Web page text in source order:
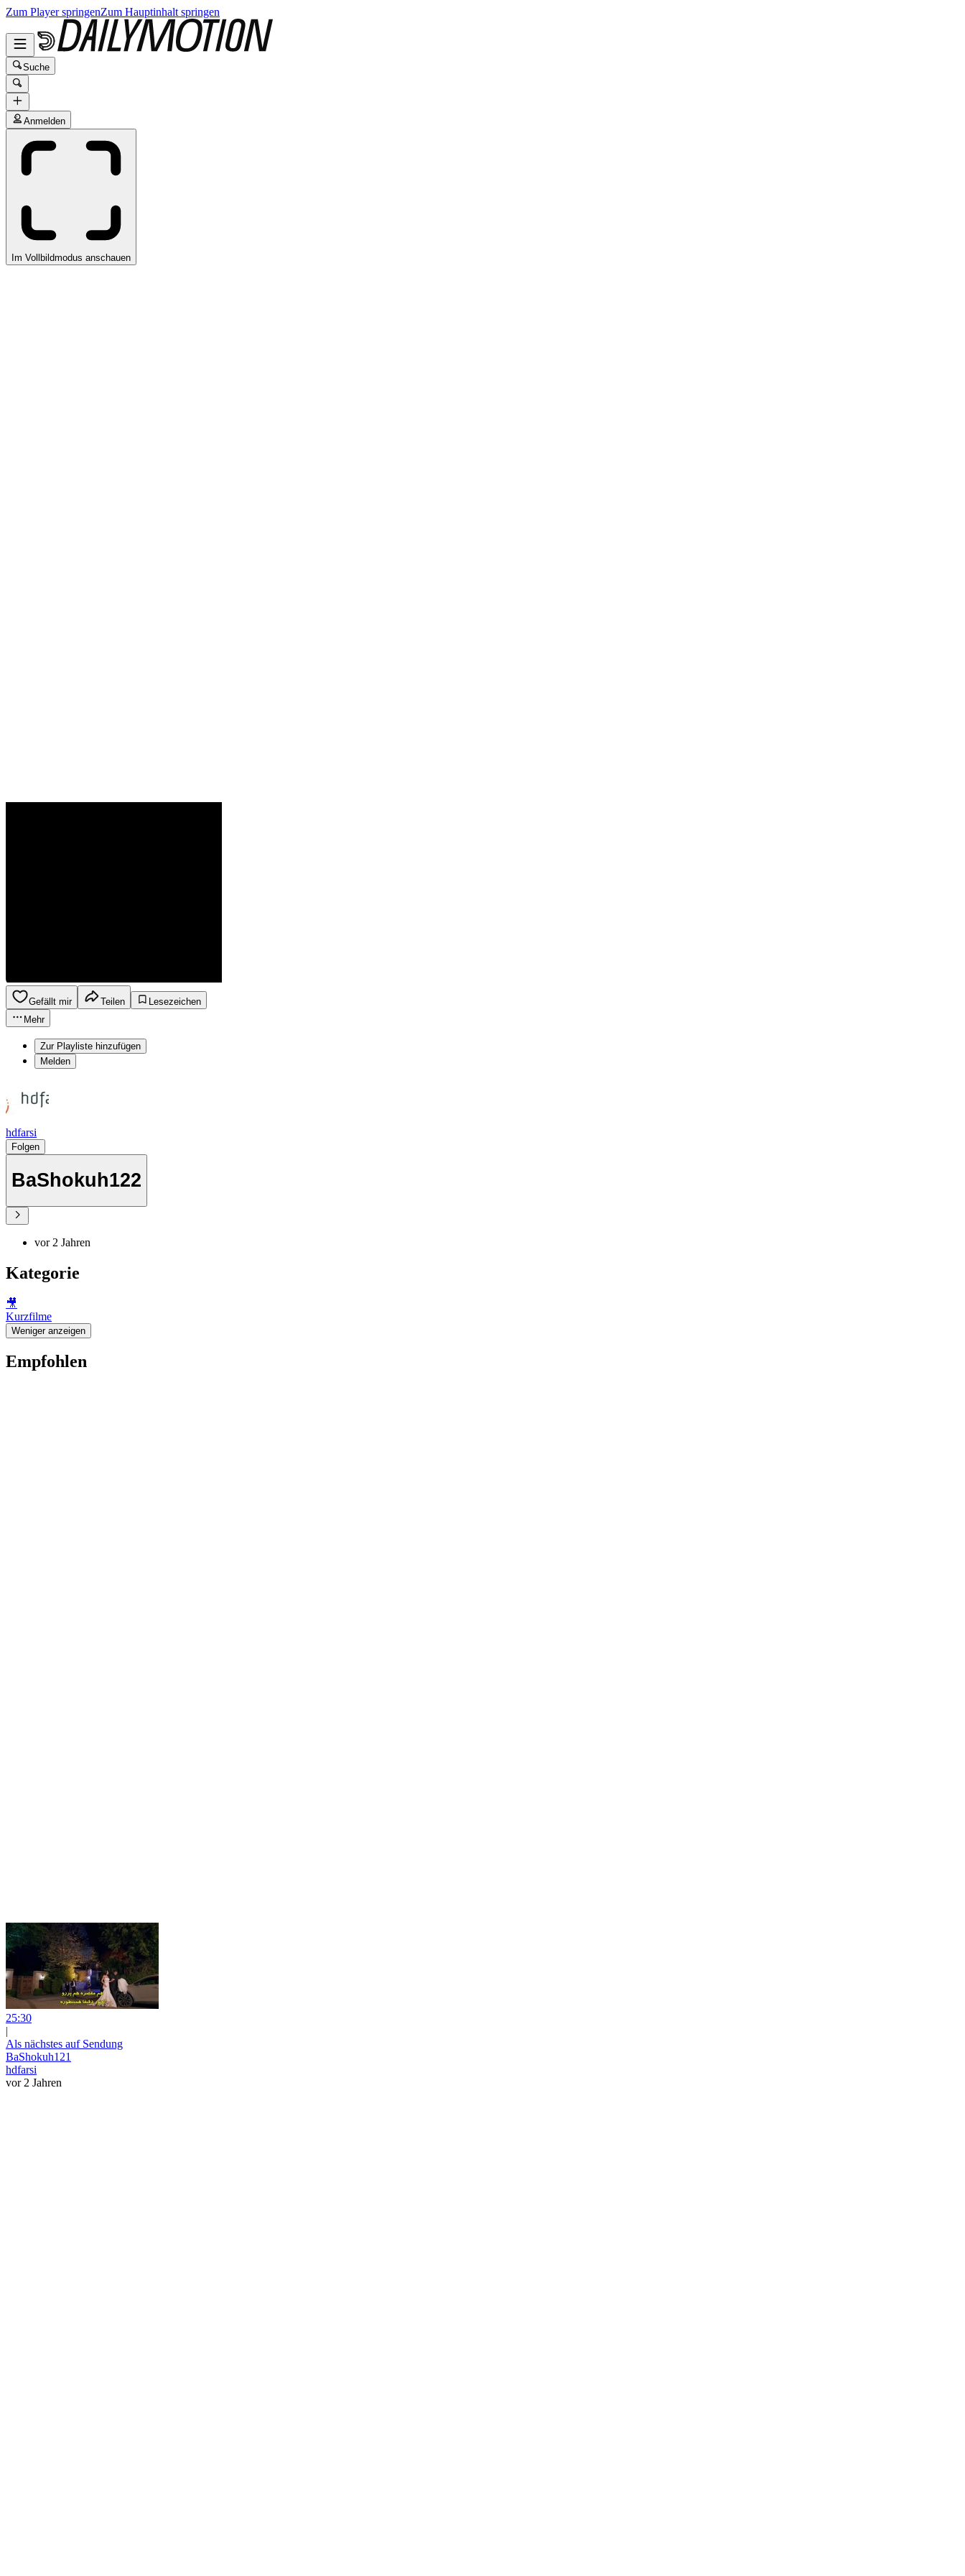
Zum Player springenZum Hauptinhalt springen
Suche
Anmelden
Im Vollbildmodus anschauen
Gefällt mir Teilen
Lesezeichen
Mehr
Zur Playliste hinzufügen
Melden
hdfarsi
Folgen
BaShokuh122
vor 2 Jahren
Kategorie
🎥
Kurzfilme
Weniger anzeigen
Empfohlen
25:30
|
Als nächstes auf Sendung
BaShokuh121
hdfarsi
vor 2 Jahren